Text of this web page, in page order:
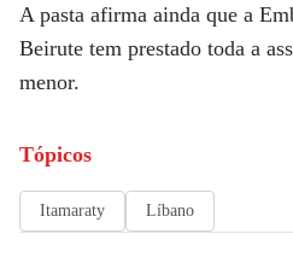
A pasta afirma ainda que a
Beirute tem prestado toda a
menor.
Tópicos
Itamaraty Líbano